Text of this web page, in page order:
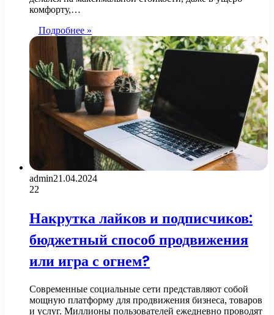
комфорту,…
Подробнее »
admin21.04.2024
22
Накрутка лайков и подписчиков:
бюджетный способ продвижения
или игра с огнем?
Современные социальные сети представляют собой
мощную платформу для продвижения бизнеса, товаров
и услуг. Миллионы пользователей ежедневно проводят